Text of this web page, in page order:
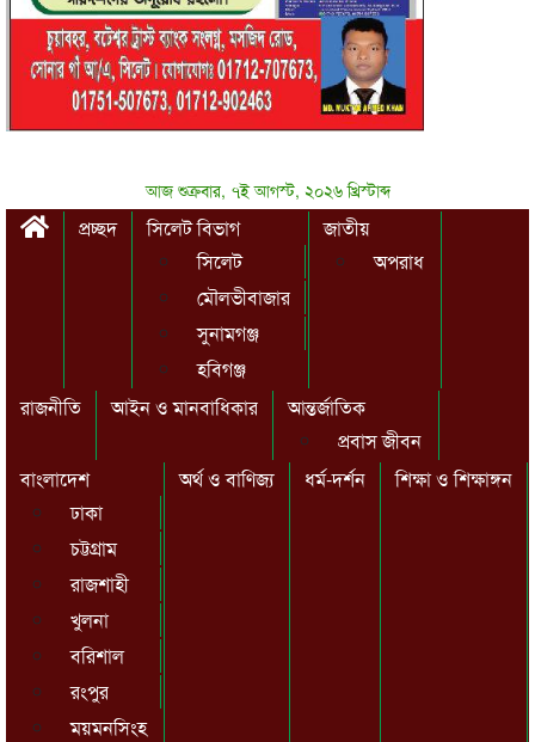
আজ শুক্রবার, ৭ই আগস্ট, ২০২৬ খ্রিস্টাব্দ
প্রচ্ছদ
সিলেট বিভাগ
সিলেট
মৌলভীবাজার
সুনামগঞ্জ
হবিগঞ্জ
জাতীয়
অপরাধ
রাজনীতি আইন ও মানবাধিকার
আন্তর্জাতিক
প্রবাস জীবন
বাংলাদেশ
ঢাকা
চট্টগ্রাম
রাজশাহী
খুলনা
বরিশাল
রংপুর
ময়মনসিংহ
অর্থ ও বাণিজ্য ধর্ম-দর্শন শিক্ষা ও শিক্ষাঙ্গন